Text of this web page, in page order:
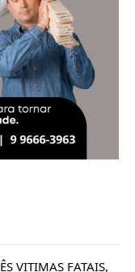
VITIMAS FATAIS,